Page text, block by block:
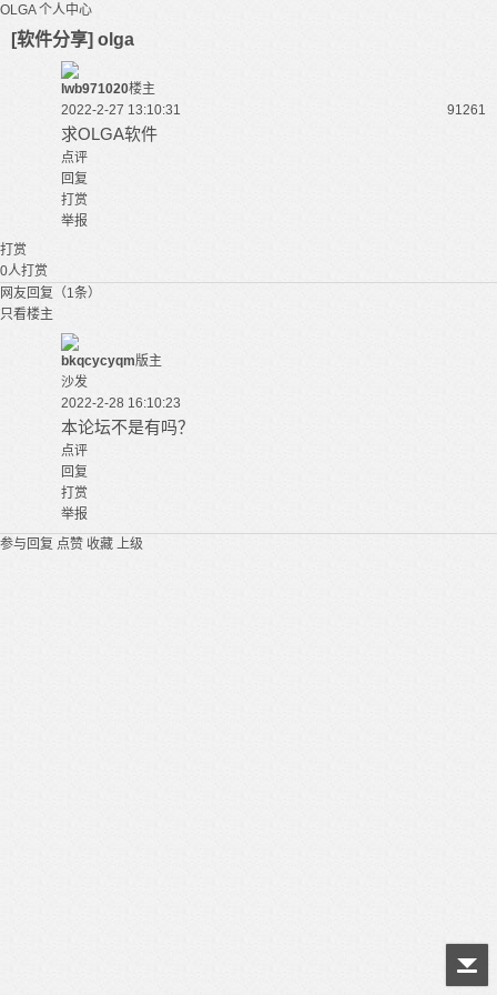
OLGA 个人中心
[软件分享] olga
lwb971020楼主
2022-2-27 13:10:31
91261
求OLGA软件
点评
回复
打赏
举报
打赏
0人打赏
网友回复（1条）
只看楼主
bkqcycyqm版主
沙发
2022-2-28 16:10:23
本论坛不是有吗？
点评
回复
打赏
举报
参与回复 点赞 收藏 上级